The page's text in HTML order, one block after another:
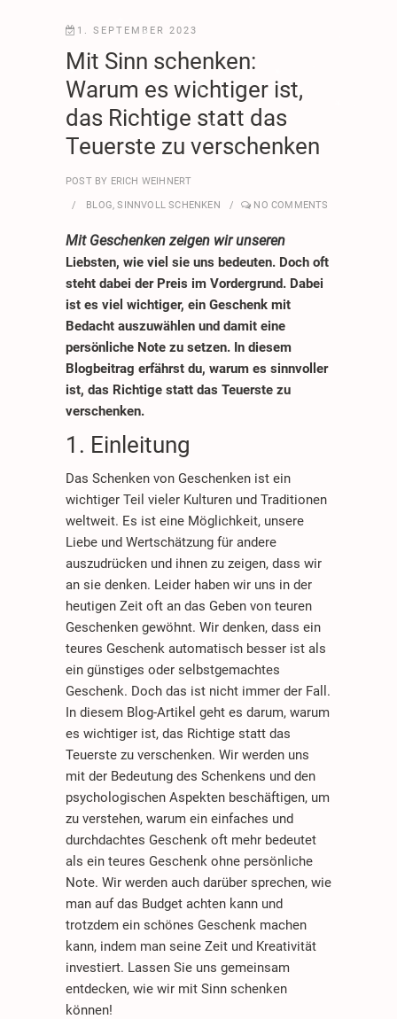
*
.
*
*
*
.
1. SEPTEMBER 2023
Mit Sinn schenken:
Warum es wichtiger ist,
das Richtige statt das
Teuerste zu verschenken
POST BY ERICH WEIHNERT
BLOG,SINNVOLL SCHENKEN NO COMMENTS
Mit Geschenken zeigen wir unseren
Liebsten, wie viel sie uns bedeuten. Doch oft
steht dabei der Preis im Vordergrund. Dabei
ist es viel wichtiger, ein Geschenk mit
Bedacht auszuwählen und damit eine
persönliche Note zu setzen. In diesem
Blogbeitrag erfährst du, warum es sinnvoller
ist, das Richtige statt das Teuerste zu
verschenken.
1. Einleitung
Das Schenken von Geschenken ist ein
wichtiger Teil vieler Kulturen und Traditionen
weltweit. Es ist eine Möglichkeit, unsere
Liebe und Wertschätzung für andere
auszudrücken und ihnen zu zeigen, dass wir
an sie denken. Leider haben wir uns in der
heutigen Zeit oft an das Geben von teuren
Geschenken gewöhnt. Wir denken, dass ein
teures Geschenk automatisch besser ist als
ein günstiges oder selbstgemachtes
Geschenk. Doch das ist nicht immer der Fall.
In diesem Blog-Artikel geht es darum, warum
es wichtiger ist, das Richtige statt das
Teuerste zu verschenken. Wir werden uns
mit der Bedeutung des Schenkens und den
psychologischen Aspekten beschäftigen, um
zu verstehen, warum ein einfaches und
durchdachtes Geschenk oft mehr bedeutet
als ein teures Geschenk ohne persönliche
Note. Wir werden auch darüber sprechen, wie
man auf das Budget achten kann und
trotzdem ein schönes Geschenk machen
kann, indem man seine Zeit und Kreativität
investiert. Lassen Sie uns gemeinsam
entdecken, wie wir mit Sinn schenken
können!